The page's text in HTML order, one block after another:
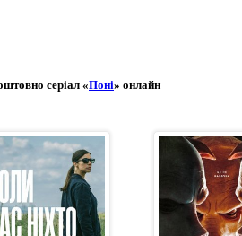
серіал «Поні» онлайн